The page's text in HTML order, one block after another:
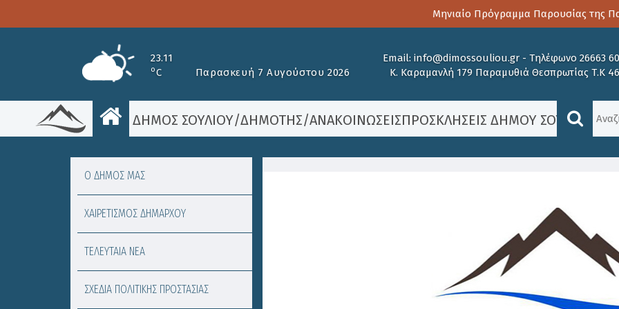
Μηνιαίο Πρόγραμμα Παρουσίας της
23.11
oC Παρασκευή 7 Αυγούστου 2026
Email: info@dimossouliou.gr - Τηλέφωνο 26663
Κ. Καραμανλή 179 Παραμυθιά Θεσπρωτίας Τ.Κ
ΔΗΜΟΣ ΣΟΥΛΙΟΥ/ΔΗΜΟΤΗΣ/ΑΝΑΚΟΙΝΏΣΕΙΣΠΡΟΣΚΛΉΣΕΙΣ ΔΉΜΟΥ ΣΟΥΛΊΟΥ /
Ο ΔΗΜΟΣ ΜΑΣ
ΧΑΙΡΕΤΙΣΜΟΣ ΔΗΜΑΡΧΟΥ
ΤΕΛΕΥΤΑΙΑ ΝΕΑ
ΣΧΕΔΙΑ ΠΟΛΙΤΙΚΗΣ ΠΡΟΣΤΑΣΙΑΣ